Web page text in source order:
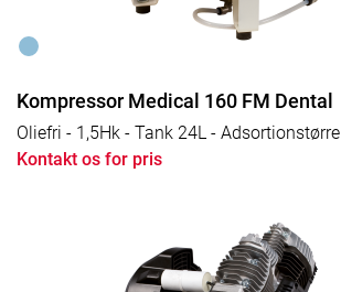
Kompressor Medical 160 FM Dental
Oliefri - 1,5Hk - Tank 24L - Adsortionstørre
Kontakt os for pris